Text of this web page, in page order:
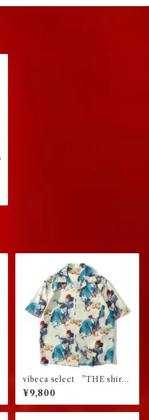
vibeca select ”THE shir
t” Ver.01
¥9,800